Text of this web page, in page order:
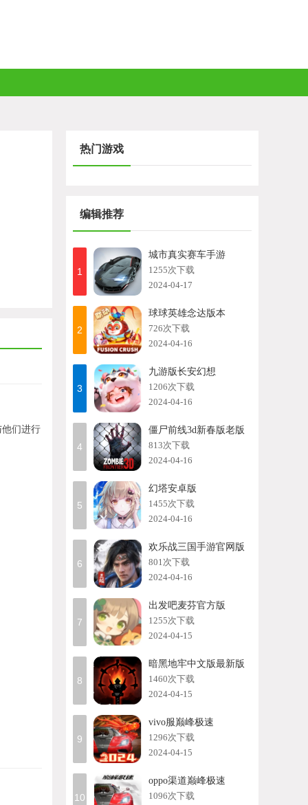
们进行
热门游戏
编辑推荐
1
城市真实赛车手游
1255次下载
2024-04-17
2
球球英雄念达版本
726次下载
2024-04-16
3
九游版长安幻想
1206次下载
2024-04-16
4
僵尸前线3d新春版老版
813次下载
2024-04-16
5
幻塔安卓版
1455次下载
2024-04-16
6
欢乐战三国手游官网版
801次下载
2024-04-16
7
出发吧麦芬官方版
1255次下载
2024-04-15
8
暗黑地牢中文版最新版
1460次下载
2024-04-15
9
vivo服巅峰极速
1296次下载
2024-04-15
10
oppo渠道巅峰极速
1096次下载